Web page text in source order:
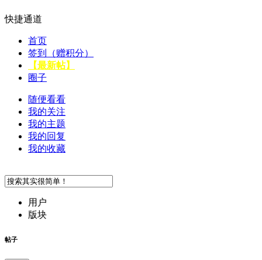
快捷通道
首页
签到（赠积分）
【最新帖】
圈子
随便看看
我的关注
我的主题
我的回复
我的收藏
用户
版块
帖子